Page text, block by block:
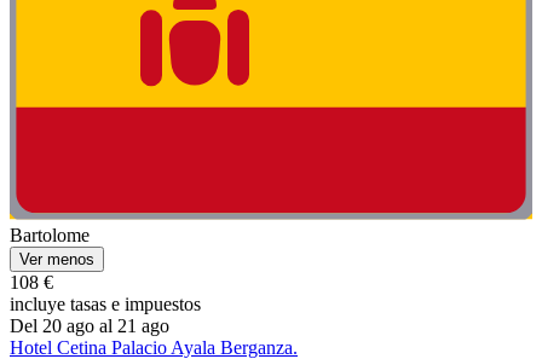
Bartolome
Ver menos
108 €
incluye tasas e impuestos
Del 20 ago al 21 ago
Hotel Cetina Palacio Ayala Berganza.